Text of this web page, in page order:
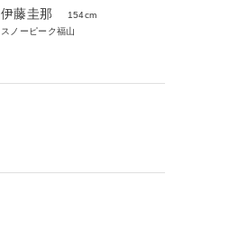
伊藤圭那
154cm
スノーピーク福山